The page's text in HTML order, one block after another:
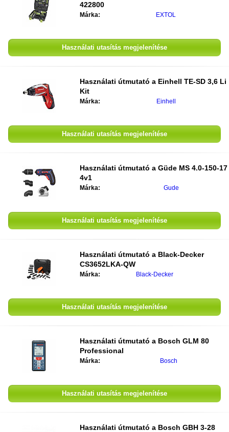
422800
Márka: EXTOL
Használati utasítás megjelenítése
Használati útmutató a Einhell TE-SD 3,6 Li
Kit
Márka: Einhell
Használati utasítás megjelenítése
Használati útmutató a Güde MS 4.0-150-17
4v1
Márka: Gude
Használati utasítás megjelenítése
Használati útmutató a Black-Decker
CS3652LKA-QW
Márka: Black-Decker
Használati utasítás megjelenítése
Használati útmutató a Bosch GLM 80
Professional
Márka: Bosch
Használati utasítás megjelenítése
Használati útmutató a Bosch GBH 3-28